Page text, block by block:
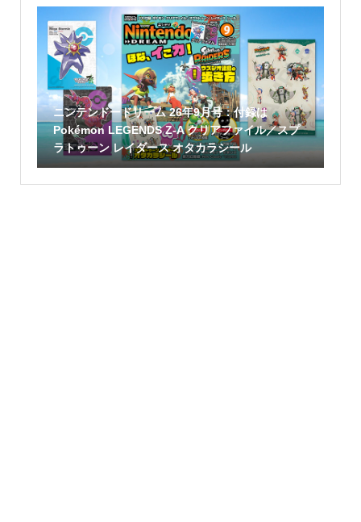
ニンテンドードリーム 26年9月号：付録は
Pokémon LEGENDS Z-A クリアファイル／スプ
ラトゥーン レイダース オタカラシール